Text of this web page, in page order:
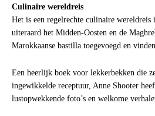
Culinaire wereldreis
Het is een regelrechte culinaire
uiteraard het Midden-Oosten en de
Marokkaanse bastilla toegevoegd en
Een heerlijk boek voor lekkerbekken die
ingewikkelde receptuur, Anne Shooter
lustopwekkende foto’s en welkome